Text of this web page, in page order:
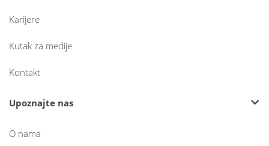
Karijere
Kutak za medije
Kontakt
Upoznajte nas
O nama